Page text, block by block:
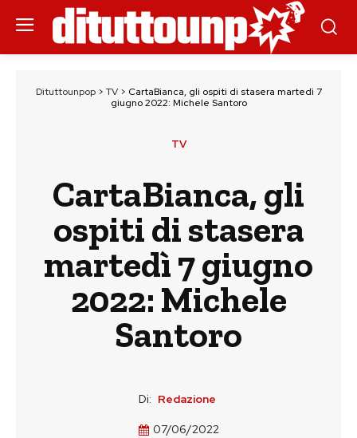
Dituttounpop> TV> CartaBianca, gli ospiti di stasera martedì 7
giugno 2022: Michele Santoro
TV
CartaBianca, gli
ospiti di stasera
martedì 7 giugno
2022: Michele
Santoro
Di: Redazione
07/06/2022